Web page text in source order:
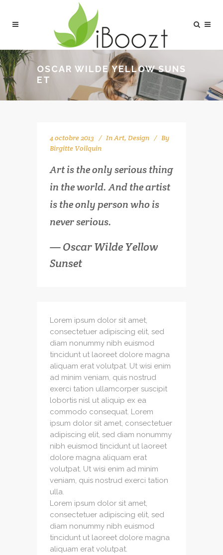
OSCAR WILDE YELLOW SUNS
ET
4 octobre 2013 InArt, Design
By
Birgitte Voilquin
Art is the only serious thing
in the world. And the artist
is the only person who is
never serious.
— Oscar Wilde Yellow
Sunset
Lorem ipsum dolor sit amet,
consectetuer adipiscing elit, sed
diam nonummy nibh euismod
tincidunt ut laoreet dolore magna
aliquam erat volutpat. Ut wisi enim
ad minim veniam, quis nostrud
exerci tation ullamcorper suscipit
lobortis nisl ut aliquip ex ea
commodo consequat. Lorem
ipsum dolor sit amet, consectetuer
adipiscing elit, sed diam nonummy
nibh euismod tincidunt ut laoreet
dolore magna aliquam erat
volutpat. Ut wisi enim ad minim
veniam, quis nostrud exerci tation
ulla.
Lorem ipsum dolor sit amet,
consectetuer adipiscing elit, sed
diam nonummy nibh euismod
tincidunt ut laoreet dolore magna
aliquam erat volutpat.